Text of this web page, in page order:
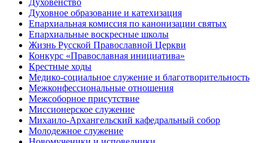
Духовное образование и катехизация
Епархиальная комиссия по канонизации святых
Епархиальные воскресные школы
Жизнь Русской Православной Церкви
Конкурс «Православная инициатива»
Крестные ходы
Медико-социальное служение и благотворительность
Межконфессиональные отношения
Межсоборное присутствие
Миссионерское служение
Михаило-Архангельский кафедральный собор
Молодежное служение